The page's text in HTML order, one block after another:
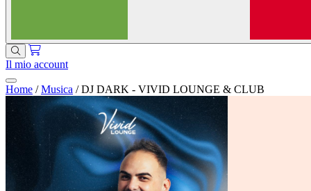
Il mio account
Home / Musica / DJ DARK - VIVID LOUNGE & CLUB